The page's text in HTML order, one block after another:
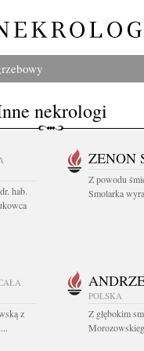
nekrologi
hab.
ZENON
Z powodu
Smolarka
z
POLSKA
Z głębokim